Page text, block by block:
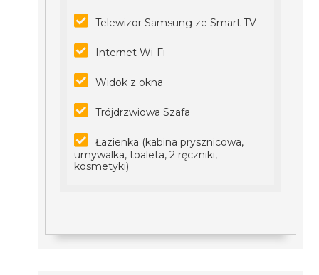
Telewizor Samsung ze Smart TV
Internet Wi-Fi
Widok z okna
Trójdrzwiowa Szafa
Łazienka (kabina prysznicowa,
umywalka, toaleta, 2 ręczniki,
kosmetyki)